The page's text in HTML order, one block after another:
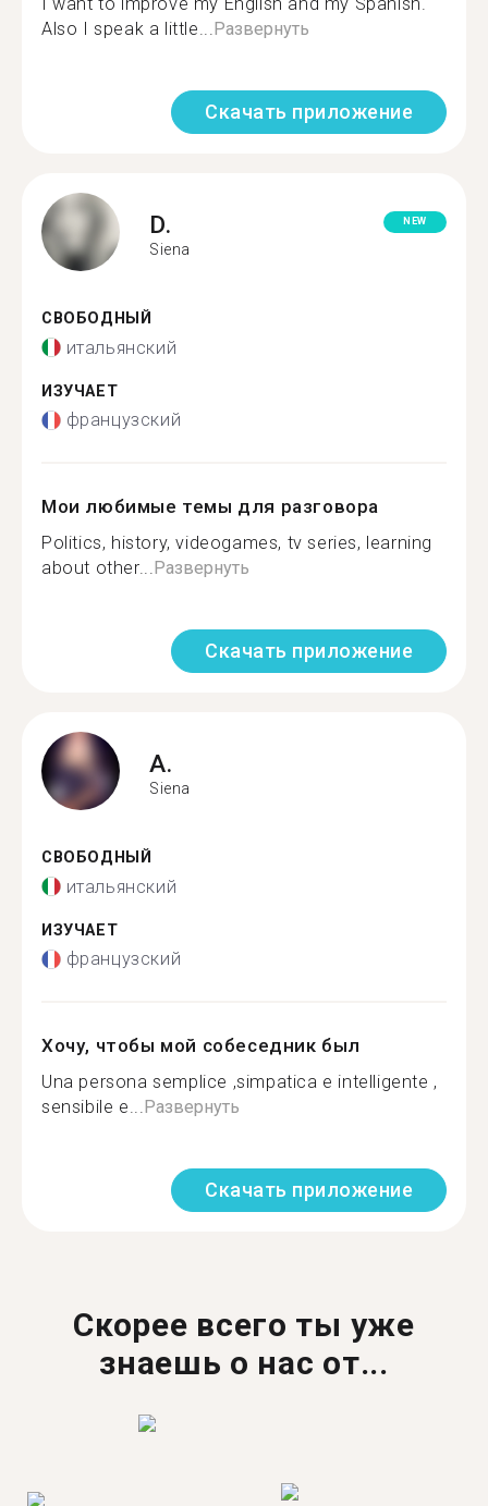
Also I speak a little...Развернуть
Скачать приложение
D.
Siena
NEW
СВОБОДНЫЙ
итальянский
ИЗУЧАЕТ
французский
Мои любимые темы для разговора
Politics, history, videogames, tv series, learning
about other...Развернуть
Скачать приложение
A.
Siena
СВОБОДНЫЙ
итальянский
ИЗУЧАЕТ
французский
Хочу, чтобы мой собеседник был
Una persona semplice ,simpatica e intelligente ,
sensibile e...Развернуть
Скачать приложение
Скорее всего ты уже
знаешь о нас от...